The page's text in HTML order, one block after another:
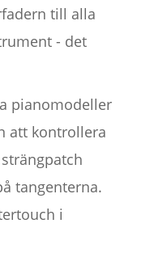
till alla
- det
pianomodeller
att kontrollera
tangenterna.
i